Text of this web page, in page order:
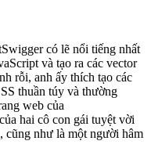
có lẽ nổi tiếng nhất
và tạo ra các vector
rỗi, anh ấy thích tạo các
thuần túy và thường
web của
hai cô con gái tuyệt vời
cũng như là một người hâm